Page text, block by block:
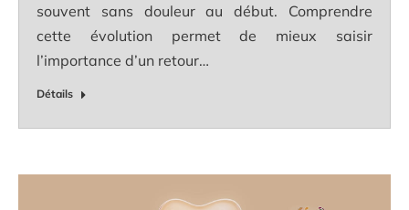
souvent sans douleur au début. Comprendre
cette évolution permet de mieux saisir
l’importance d’un retour…
Détails